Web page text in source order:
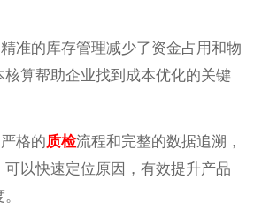
准的库存管理减少了资金占用和物
算帮助企业找到成本优化的关键
格的质检流程和完整的数据追溯，
以快速定位原因，有效提升产品